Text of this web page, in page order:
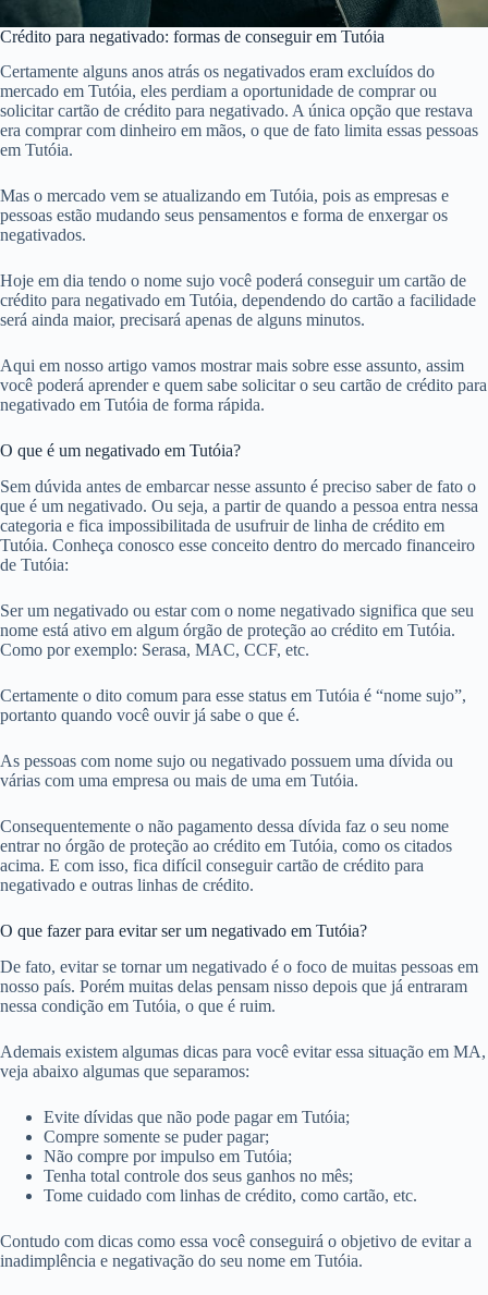
Crédito para negativado: formas de conseguir em Tutóia
Certamente alguns anos atrás os negativados eram excluídos do
mercado em Tutóia, eles perdiam a oportunidade de comprar ou
solicitar cartão de crédito para negativado. A única opção que restava
era comprar com dinheiro em mãos, o que de fato limita essas pessoas
em Tutóia.
Mas o mercado vem se atualizando em Tutóia, pois as empresas e
pessoas estão mudando seus pensamentos e forma de enxergar os
negativados.
Hoje em dia tendo o nome sujo você poderá conseguir um cartão de
crédito para negativado em Tutóia, dependendo do cartão a facilidade
será ainda maior, precisará apenas de alguns minutos.
Aqui em nosso artigo vamos mostrar mais sobre esse assunto, assim
você poderá aprender e quem sabe solicitar o seu cartão de crédito para
negativado em Tutóia de forma rápida.
O que é um negativado em Tutóia?
Sem dúvida antes de embarcar nesse assunto é preciso saber de fato o
que é um negativado. Ou seja, a partir de quando a pessoa entra nessa
categoria e fica impossibilitada de usufruir de linha de crédito em
Tutóia. Conheça conosco esse conceito dentro do mercado financeiro
de Tutóia:
Ser um negativado ou estar com o nome negativado significa que seu
nome está ativo em algum órgão de proteção ao crédito em Tutóia.
Como por exemplo: Serasa, MAC, CCF, etc.
Certamente o dito comum para esse status em Tutóia é “nome sujo”,
portanto quando você ouvir já sabe o que é.
As pessoas com nome sujo ou negativado possuem uma dívida ou
várias com uma empresa ou mais de uma em Tutóia.
Consequentemente o não pagamento dessa dívida faz o seu nome
entrar no órgão de proteção ao crédito em Tutóia, como os citados
acima. E com isso, fica difícil conseguir cartão de crédito para
negativado e outras linhas de crédito.
O que fazer para evitar ser um negativado em Tutóia?
De fato, evitar se tornar um negativado é o foco de muitas pessoas em
nosso país. Porém muitas delas pensam nisso depois que já entraram
nessa condição em Tutóia, o que é ruim.
Ademais existem algumas dicas para você evitar essa situação em MA,
veja abaixo algumas que separamos:
Evite dívidas que não pode pagar em Tutóia;
Compre somente se puder pagar;
Não compre por impulso em Tutóia;
Tenha total controle dos seus ganhos no mês;
Tome cuidado com linhas de crédito, como cartão, etc.
Contudo com dicas como essa você conseguirá o objetivo de evitar a
inadimplência e negativação do seu nome em Tutóia.